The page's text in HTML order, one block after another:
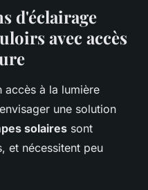
d'éclairage
avec accès
à la lumière
une solution
solaires sont
et nécessitent peu